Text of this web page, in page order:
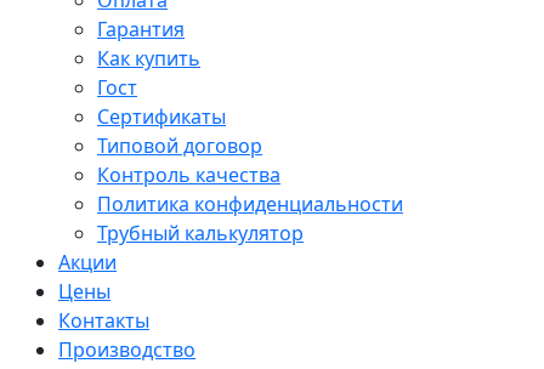
Гарантия
Как купить
Гост
Сертификаты
Типовой договор
Контроль качества
Политика конфиденциальности
Трубный калькулятор
Акции
Цены
Контакты
Производство